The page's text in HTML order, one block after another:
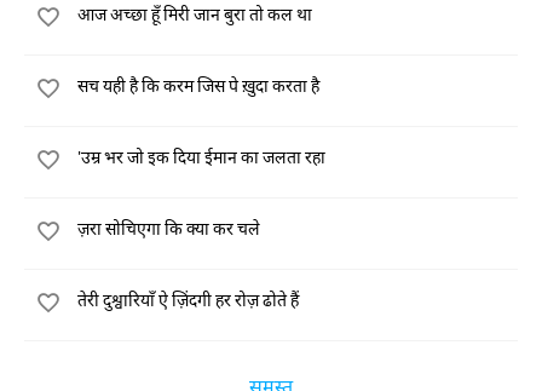
आज अच्छा हूँ मिरी जान बुरा तो कल था
सच यही है कि करम जिस पे ख़ुदा करता है
'उम्र भर जो इक दिया ईमान का जलता रहा
ज़रा सोचिएगा कि क्या कर चले
तेरी दुश्वारियाँ ऐ ज़िंदगी हर रोज़ ढोते हैं